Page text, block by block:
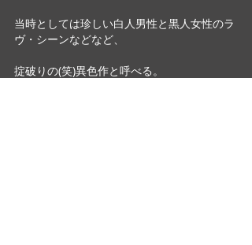
当時としては珍しい白人男性と黒人女性のラ
ヴ・シーンなどなど、
掟破りの(笑)異色作と呼べる。